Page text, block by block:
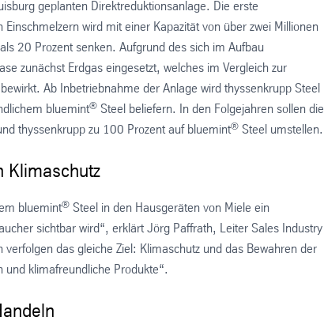
geplanten Direktreduktionsanlage. Die erste
wird mit einer Kapazität von über zwei Millionen
20 Prozent senken. Aufgrund des sich im Aufbau
zunächst Erdgas eingesetzt, welches im Vergleich zur
Ab Inbetriebnahme der Anlage wird thyssenkrupp Steel
bluemint® Steel beliefern. In den Folgejahren sollen die
thyssenkrupp zu 100 Prozent auf bluemint® Steel umstellen.
Klimaschutz
bluemint® Steel in den Hausgeräten von Miele ein
sichtbar wird“, erklärt Jörg Paffrath, Leiter Sales Industry
das gleiche Ziel: Klimaschutz und das Bewahren der
und klimafreundliche Produkte“.